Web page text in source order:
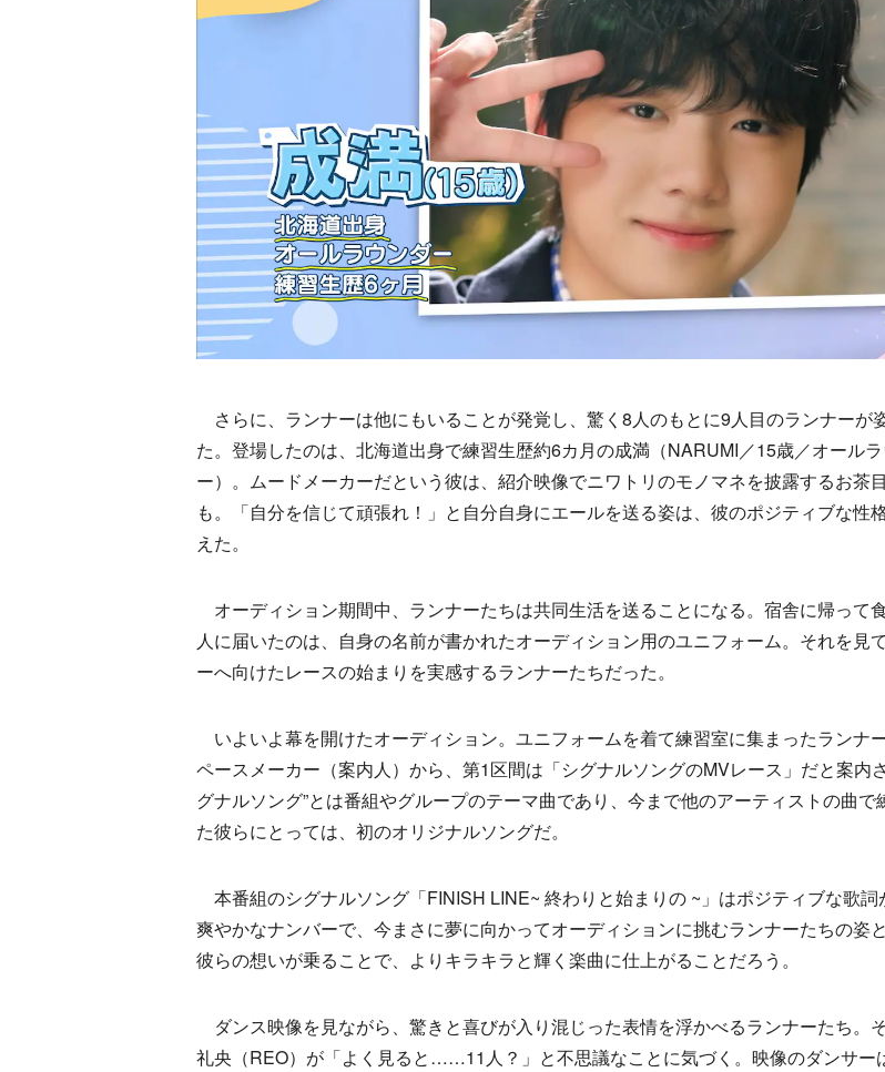
さらに、ランナーは他にもいることが発覚し、驚く8人のもとに9人目のランナーが
た。登場したのは、北海道出身で練習生歴約6カ月の成満（NARUMI／15歳／オール
ー）。ムードメーカーだという彼は、紹介映像でニワトリのモノマネを披露するお茶
も。「自分を信じて頑張れ！」と自分自身にエールを送る姿は、彼のポジティブな性
えた。
オーディション期間中、ランナーたちは共同生活を送ることになる。宿舎に帰って
人に届いたのは、自身の名前が書かれたオーディション用のユニフォーム。それを見
ーへ向けたレースの始まりを実感するランナーたちだった。
いよいよ幕を開けたオーディション。ユニフォームを着て練習室に集まったランナー
ペースメーカー（案内人）から、第1区間は「シグナルソングのMVレース」だと案内
グナルソング”とは番組やグループのテーマ曲であり、今まで他のアーティストの曲で
た彼らにとっては、初のオリジナルソングだ。
本番組のシグナルソング「FINISH LINE~ 終わりと始まりの ~」はポジティブな歌詞
爽やかなナンバーで、今まさに夢に向かってオーディションに挑むランナーたちの姿と
彼らの想いが乗ることで、よりキラキラと輝く楽曲に仕上がることだろう。
ダンス映像を見ながら、驚きと喜びが入り混じった表情を浮かべるランナーたち。そ
礼央（REO）が「よく見ると……11人？」と不思議なことに気づく。映像のダンサー